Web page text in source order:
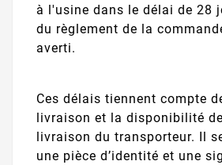
à l'usine dans le délai de 28
du règlement de la
averti.
Ces délais tiennent compte
livraison et la disponibilité
livraison du transporteur. Il
une pièce d’identité et une